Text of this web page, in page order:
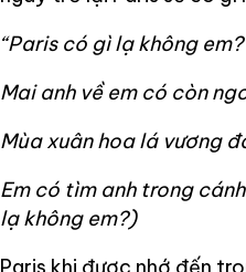
“Paris có gì lạ không em?
Mai anh về em có còn
Mùa xuân hoa lá vương
Em có tìm anh trong
lạ không em?)